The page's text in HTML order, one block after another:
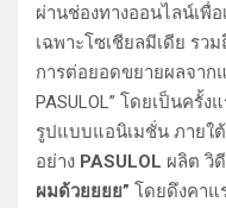
ผ่านช่องทางออนไลน์เพื่
เฉพาะโซเชียลมีเดีย รว
การต่อยอดขยายผลจาก
PASULOL” โดยเป็นค
รูปแบบแอนิเมชั่น ภายใ
อย่าง PASULOL ผลิต วิ
ผมด้วยยยย” โดยดึงคาแ